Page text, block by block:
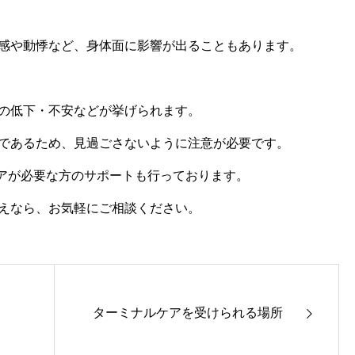
動悸など、身体面に影響が出ることもあります。
下・不安などが挙げられます。
るため、見過ごさないように注意が必要です。
必要な方のサポートも行っております。
ら、お気軽にご相談ください。
ターミナルケアを受けられる場所